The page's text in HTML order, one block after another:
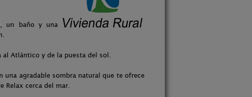
un baño y una
al Atlántico y de la puesta del sol.
una agradable sombra natural que te ofrece
Relax cerca del mar.